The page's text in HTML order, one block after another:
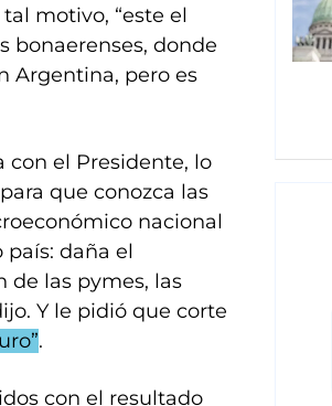
tal motivo, “este el
bonaerenses, donde
Argentina, pero es
con el Presidente, lo
que conozca las
nacional
daña el
de las pymes, las
Y le pidió que corte
.
con el resultado